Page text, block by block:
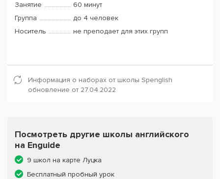
Занятие
60 минут
Группа
до 4 человек
Носитель
не преподает для этих групп
Информация о наборах от школы Spenglish
обновление от 27.04.2022
Посмотреть другие школы английского
на Enguide
9 школ на карте Луцка
Бесплатный пробный урок